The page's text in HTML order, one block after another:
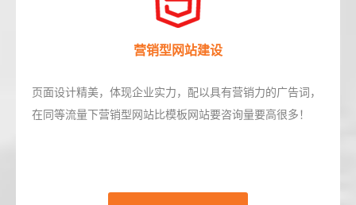
营销型网站建设
页面设计精美，体现企业实力，配以具有营销力的广告词，
在同等流量下营销型网站比模板网站要咨询量要高很多！